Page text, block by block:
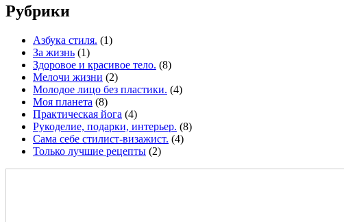
Рубрики
Азбука стиля. (1)
За жизнь (1)
Здоровое и красивое тело. (8)
Мелочи жизни (2)
Молодое лицо без пластики. (4)
Моя планета (8)
Практическая йога (4)
Рукоделие, подарки, интерьер. (8)
Сама себе стилист-визажист. (4)
Только лучшие рецепты (2)